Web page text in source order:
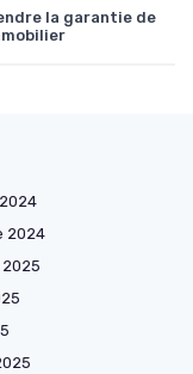
la garantie de
2024